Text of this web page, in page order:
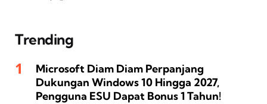
Trending
Microsoft Diam Diam Perpanjang
Dukungan Windows 10 Hingga 2027,
Pengguna ESU Dapat Bonus 1 Tahun!